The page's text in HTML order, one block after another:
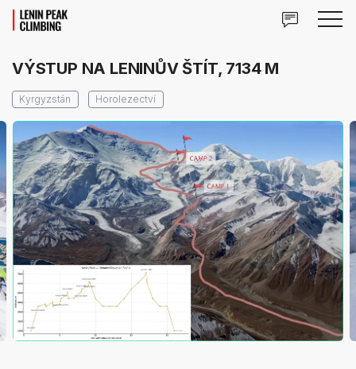
VÝSTUP NA LENINŮV ŠTÍT, 7134 M
Kyrgyzstán Horolezectví